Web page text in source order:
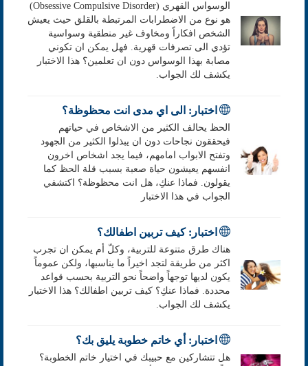
الوسواس القهري (Obsessive Compulsive Disorder)
هو نوع من الاضطرابات المرتبطة بالقلق حيث يعيش
الشخص افكاراً ومخاوف غير منطقية وسواسية
تؤدي الى تصرفات قهرية. فهل يمكن ان تكوني
مصابة بهذا الوسواس دون ان تعلمين؟ هذا الاختبار
يكشف لك الجواب.
اختبار: الى اي مدى انت محظوظة؟
الحظ يحالف الكثير من الاشخاص في حياتهم
فيحققون نجاحات دون ان يبذلوا الكثير من الجهود
وتفتح الابواب امامهم، فيما يجد اشخاص اخرون
انفسهم يعيشون حياة صعبة بسبب قلة الحظ كما
يقولون. فماذا عنكِ، هل انت محظوظة؟ اكتشفي
الجواب في هذا الاختبار
اختبار: كيف تربين اطفالك؟
هناك طرق متنوعة للتربية، وكلّ أم يمكن ان تجرب
اكثر من طريقة لتجد اخيراً ما يناسبها، ولكن عموماً
يكون لديها توجهاً واضحاً نحو التربية بحسب قواعد
محددة. فماذا عنكِ؟ كيف تربين اطفالك؟ هذا الاختبار
يكشف لك الجواب.
اختبار: أي خاتم خطوبة يليق بك؟
هل تتشاركين مع حبيبك في اختيار خاتم الخطوبة؟